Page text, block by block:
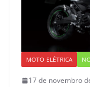
MOTO ELÉTRICA
17 de novembro